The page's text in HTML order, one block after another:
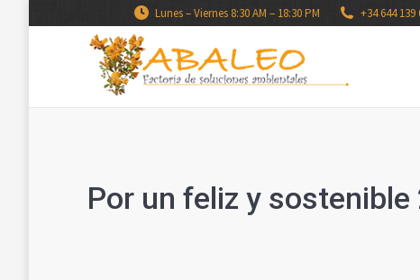
Lunes – Viernes 8:30 AM – 18:30 PM +34 644 139
Por un feliz y sostenible